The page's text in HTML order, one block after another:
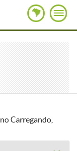
Carregando,